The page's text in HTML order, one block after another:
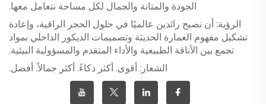
الجودة والمتانة والجمال لكل مساحة نتعامل معها.
الرؤية: أن نصبح رائدين عالميًا في حلول الحجر الراقية، وإعادة
تشكيل مفهوم العمارة الحديثة وتصميمات الديكور الداخلي بمواد
تجمع بين الأناقة الطبيعية والأداء المتقدم والمسؤولية البيئية.
الشعار: أقوى. أكثر ذكاءً. أكثر جمالاً. أفضل.